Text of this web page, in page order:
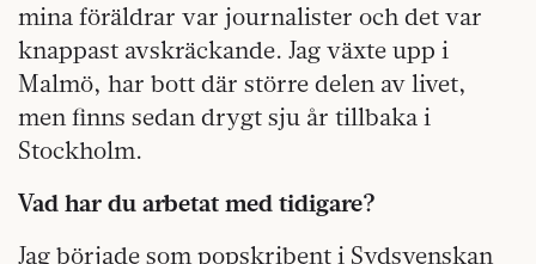
mina föräldrar var journalister och det var
knappast avskräckande. Jag växte upp i
Malmö, har bott där större delen av livet,
men finns sedan drygt sju år tillbaka i
Stockholm.
Vad har du arbetat med tidigare?
Jag började som popskribent i Sydsvenskan